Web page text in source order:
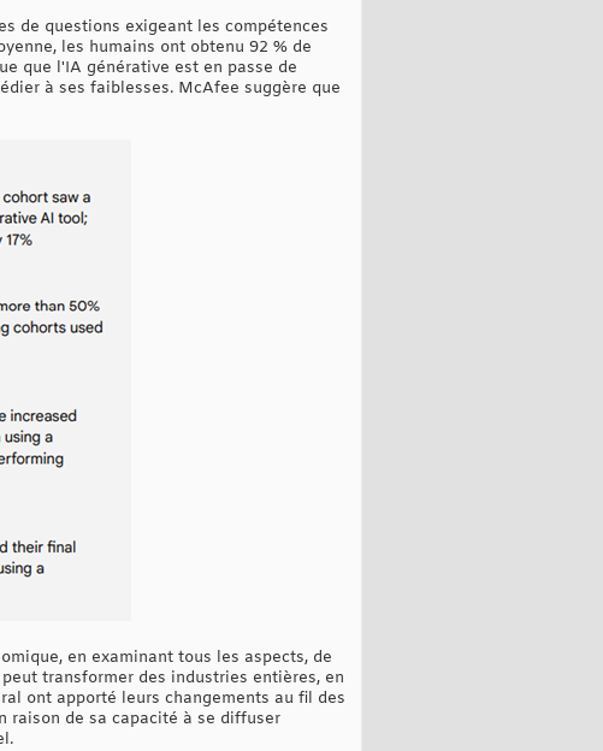
de questions exigeant les compétences
les humains ont obtenu 92 % de
que l'IA générative est en passe de
à ses faiblesses. McAfee suggère que
en examinant tous les aspects, de
transformer des industries entières, en
ont apporté leurs changements au fil des
raison de sa capacité à se diffuser